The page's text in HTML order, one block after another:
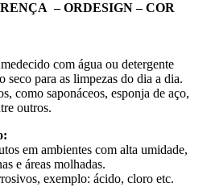
– ORDESIGN – COR
com água ou detergente
seco para as limpezas do dia a dia.
como saponáceos, esponja de aço,
outros.
em ambientes com alta umidade,
e áreas molhadas.
exemplo: ácido, cloro etc.